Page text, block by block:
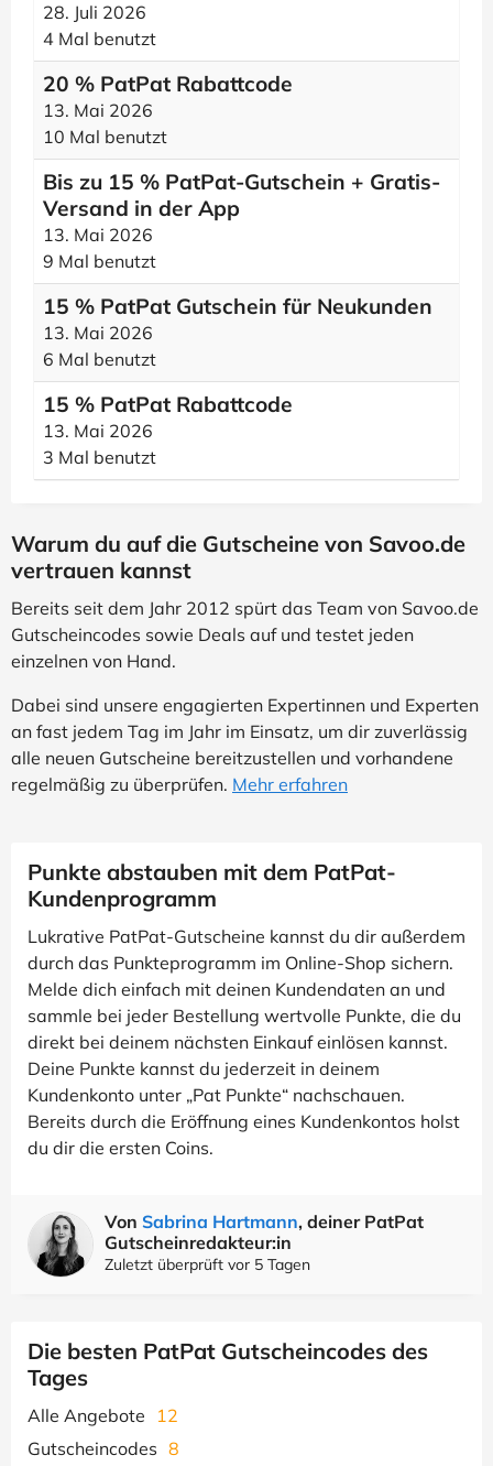
28. Juli 2026
4 Mal benutzt
20 % PatPat Rabattcode
13. Mai 2026
10 Mal benutzt
Bis zu 15 % PatPat-Gutschein + Gratis-
Versand in der App
13. Mai 2026
9 Mal benutzt
15 % PatPat Gutschein für Neukunden
13. Mai 2026
6 Mal benutzt
15 % PatPat Rabattcode
13. Mai 2026
3 Mal benutzt
Warum du auf die Gutscheine von Savoo.de
vertrauen kannst
Bereits seit dem Jahr 2012 spürt das Team von Savoo.de
Gutscheincodes sowie Deals auf und testet jeden
einzelnen von Hand.
Dabei sind unsere engagierten Expertinnen und Experten
an fast jedem Tag im Jahr im Einsatz, um dir zuverlässig
alle neuen Gutscheine bereitzustellen und vorhandene
regelmäßig zu überprüfen. Mehr erfahren
Punkte abstauben mit dem PatPat-
Kundenprogramm
Lukrative PatPat-Gutscheine kannst du dir außerdem
durch das Punkteprogramm im Online-Shop sichern.
Melde dich einfach mit deinen Kundendaten an und
sammle bei jeder Bestellung wertvolle Punkte, die du
direkt bei deinem nächsten Einkauf einlösen kannst.
Deine Punkte kannst du jederzeit in deinem
Kundenkonto unter „Pat Punkte“ nachschauen.
Bereits durch die Eröffnung eines Kundenkontos holst
du dir die ersten Coins.
Von Sabrina Hartmann, deiner PatPat
Gutscheinredakteur:in
Zuletzt überprüft vor 5 Tagen
Die besten PatPat Gutscheincodes des
Tages
Alle Angebote
12
Gutscheincodes 8